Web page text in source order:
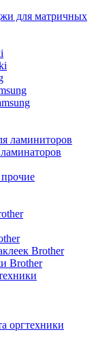
для матричных
ламиниторов
Brother
Brother
оргтехники